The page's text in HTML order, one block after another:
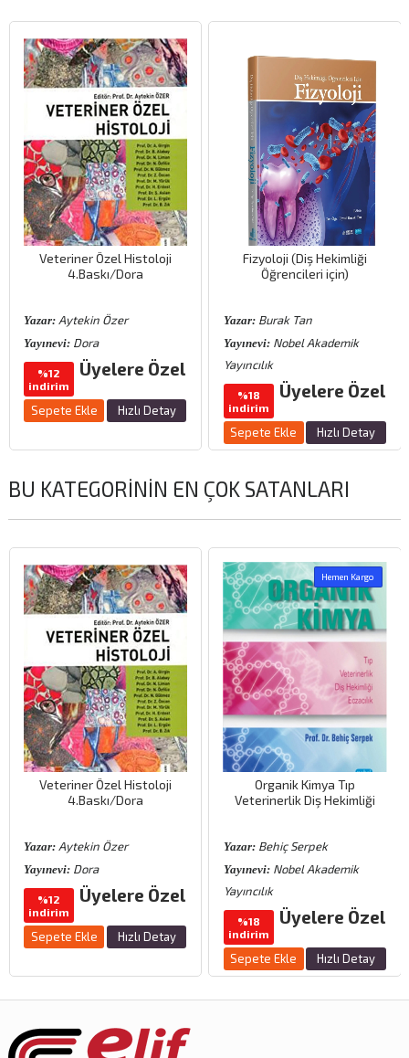
Veteriner Özel Histoloji
4.Baskı/Dora
Yazar: Aytekin Özer
Yayınevi: Dora
%12
indirim
Üyelere Özel
Sepete Ekle Hızlı Detay
Fizyoloji (Diş Hekimliği
Öğrencileri için)
Yazar:Burak Tan
Yayınevi:Nobel Akademik
Yayıncılık
%18
indirim
Üyelere Özel
Sepete Ekle Hızlı Detay
BU KATEGORININ EN ÇOK SATANLARI
Veteriner Özel Histoloji
4.Baskı/Dora
Yazar: Aytekin Özer
Yayınevi: Dora
%12
indirim
Üyelere Özel
Sepete Ekle Hızlı Detay
Hemen Kargo
Organik Kimya Tıp
Veterinerlik Diş Hekimliği
Yazar:Behiç Serpek
Yayınevi:Nobel Akademik
Yayıncılık
%18
indirim
Üyelere Özel
Sepete Ekle Hızlı Detay